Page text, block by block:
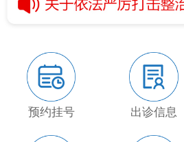
预约挂号 出诊信息